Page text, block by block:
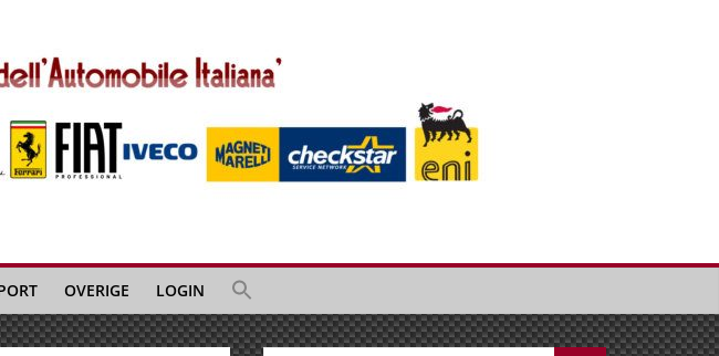
OVERIGE LOGIN